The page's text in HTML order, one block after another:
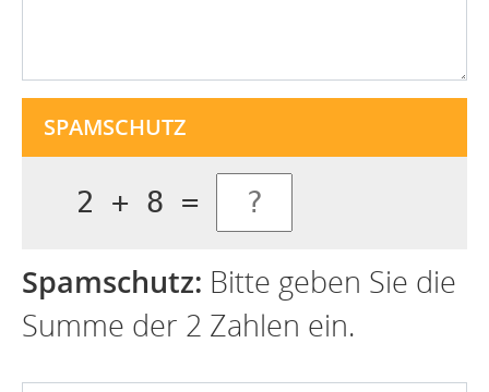
SPAMSCHUTZ
2 + 8 =
Spamschutz: Bitte geben Sie die
Summe der 2 Zahlen ein.